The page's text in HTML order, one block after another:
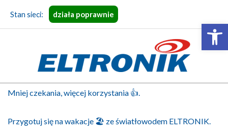
Stan sieci: działa poprawnie
ELTRONIK
Primary
Menu
Mniej czekania, więcej korzystania 👍.
Przygotuj się na wakacje 🏖️ ze światłowodem ELTRONIK.